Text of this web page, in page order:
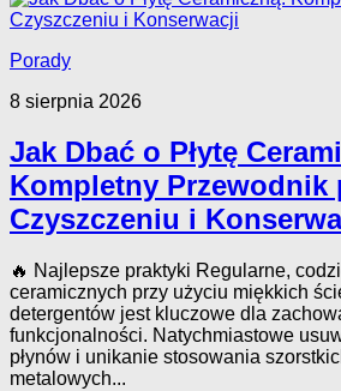
Porady
8 sierpnia 2026
Jak Dbać o Płytę
Kompletny Przewodnik
Czyszczeniu i
🔥 Najlepsze praktyki Regularne,
ceramicznych przy użyciu miękkich
detergentów jest kluczowe dla
funkcjonalności. Natychmiastowe
płynów i unikanie stosowania
metalowych...